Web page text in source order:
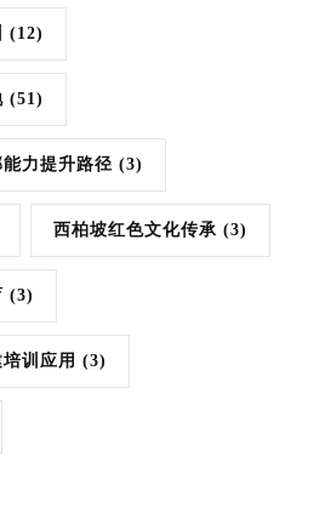
(12)
(51)
力提升路径 (3)
西柏坡红色文化传承 (3)
(3)
训应用 (3)